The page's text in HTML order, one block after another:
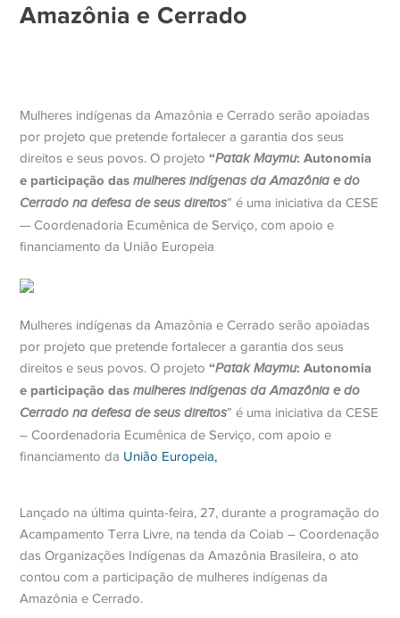
Amazônia e Cerrado
Mulheres indígenas da Amazônia e Cerrado serão apoiadas
por projeto que pretende fortalecer a garantia dos seus
direitos e seus povos. O projeto“Patak Maymu: Autonomia
e participação das mulheres indígenas da Amazônia e do
Cerrado na defesa de seus direitos” é uma iniciativa da CESE
— Coordenadoria Ecumênica de Serviço, com apoio e
financiamento da União Europeia
Mulheres indígenas da Amazônia e Cerrado serão apoiadas
por projeto que pretende fortalecer a garantia dos seus
direitos e seus povos. O projeto “Patak Maymu: Autonomia
e participação das mulheres indígenas da Amazônia e do
Cerrado na defesa de seus direitos” é uma iniciativa da CESE
– Coordenadoria Ecumênica de Serviço, com apoio e
financiamento da União Europeia,
Lançado na última quinta-feira, 27, durante a programação do
Acampamento Terra Livre, na tenda da Coiab – Coordenação
das Organizações Indígenas da Amazônia Brasileira, o ato
contou com a participação de mulheres indígenas da
Amazônia e Cerrado.